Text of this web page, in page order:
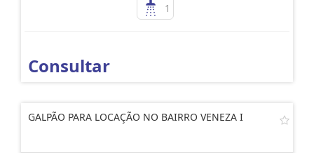
1
Consultar
GALPÃO PARA LOCAÇÃO NO BAIRRO VENEZA I